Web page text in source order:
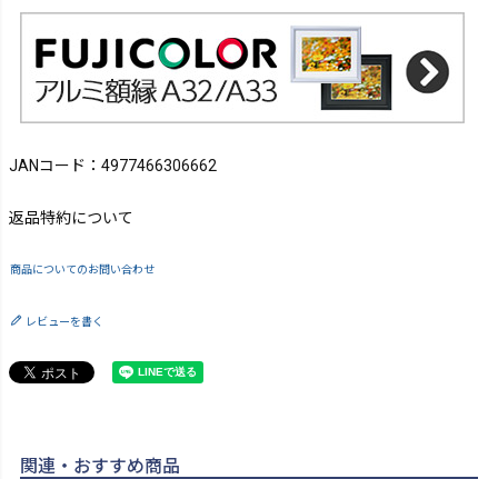
JANコード：4977466306662
返品特約について
商品についてのお問い合わせ
レビューを書く
関連・おすすめ商品